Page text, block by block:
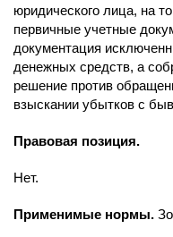
юридического лица, на
первичные учетные
документация
денежных средств, а
решение против
взыскании убытков с
Правовая позиция.
Нет.
Применимые нормы.